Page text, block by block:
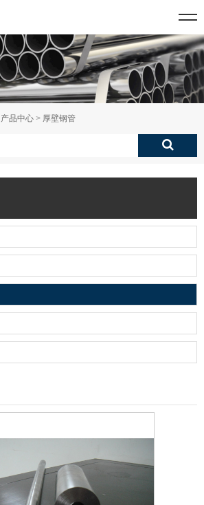
产品中心 > 厚壁钢管